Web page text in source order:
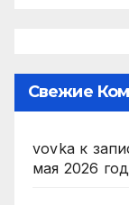
Свежие
vovka к
мая 2026